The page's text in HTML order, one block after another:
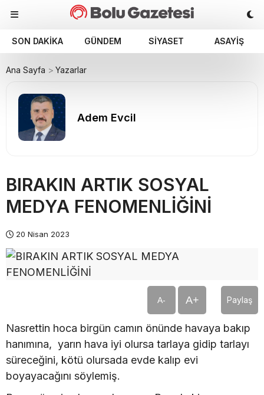
SON DAKIKA GÜNDEM SIYASET ASAYIŞ
Ana Sayfa Yazarlar
Adem Evcil
BIRAKIN ARTIK SOSYAL
MEDYA FENOMENLİĞİNİ
20 Nisan 2023
A- A+ Paylaş
Nasrettin hoca birgün camın önünde havaya bakıp
hanımına, yarın hava iyi olursa tarlaya gidip tarlayı
süreceğini, kötü olursada evde kalıp evi
boyayacağını söylemiş.